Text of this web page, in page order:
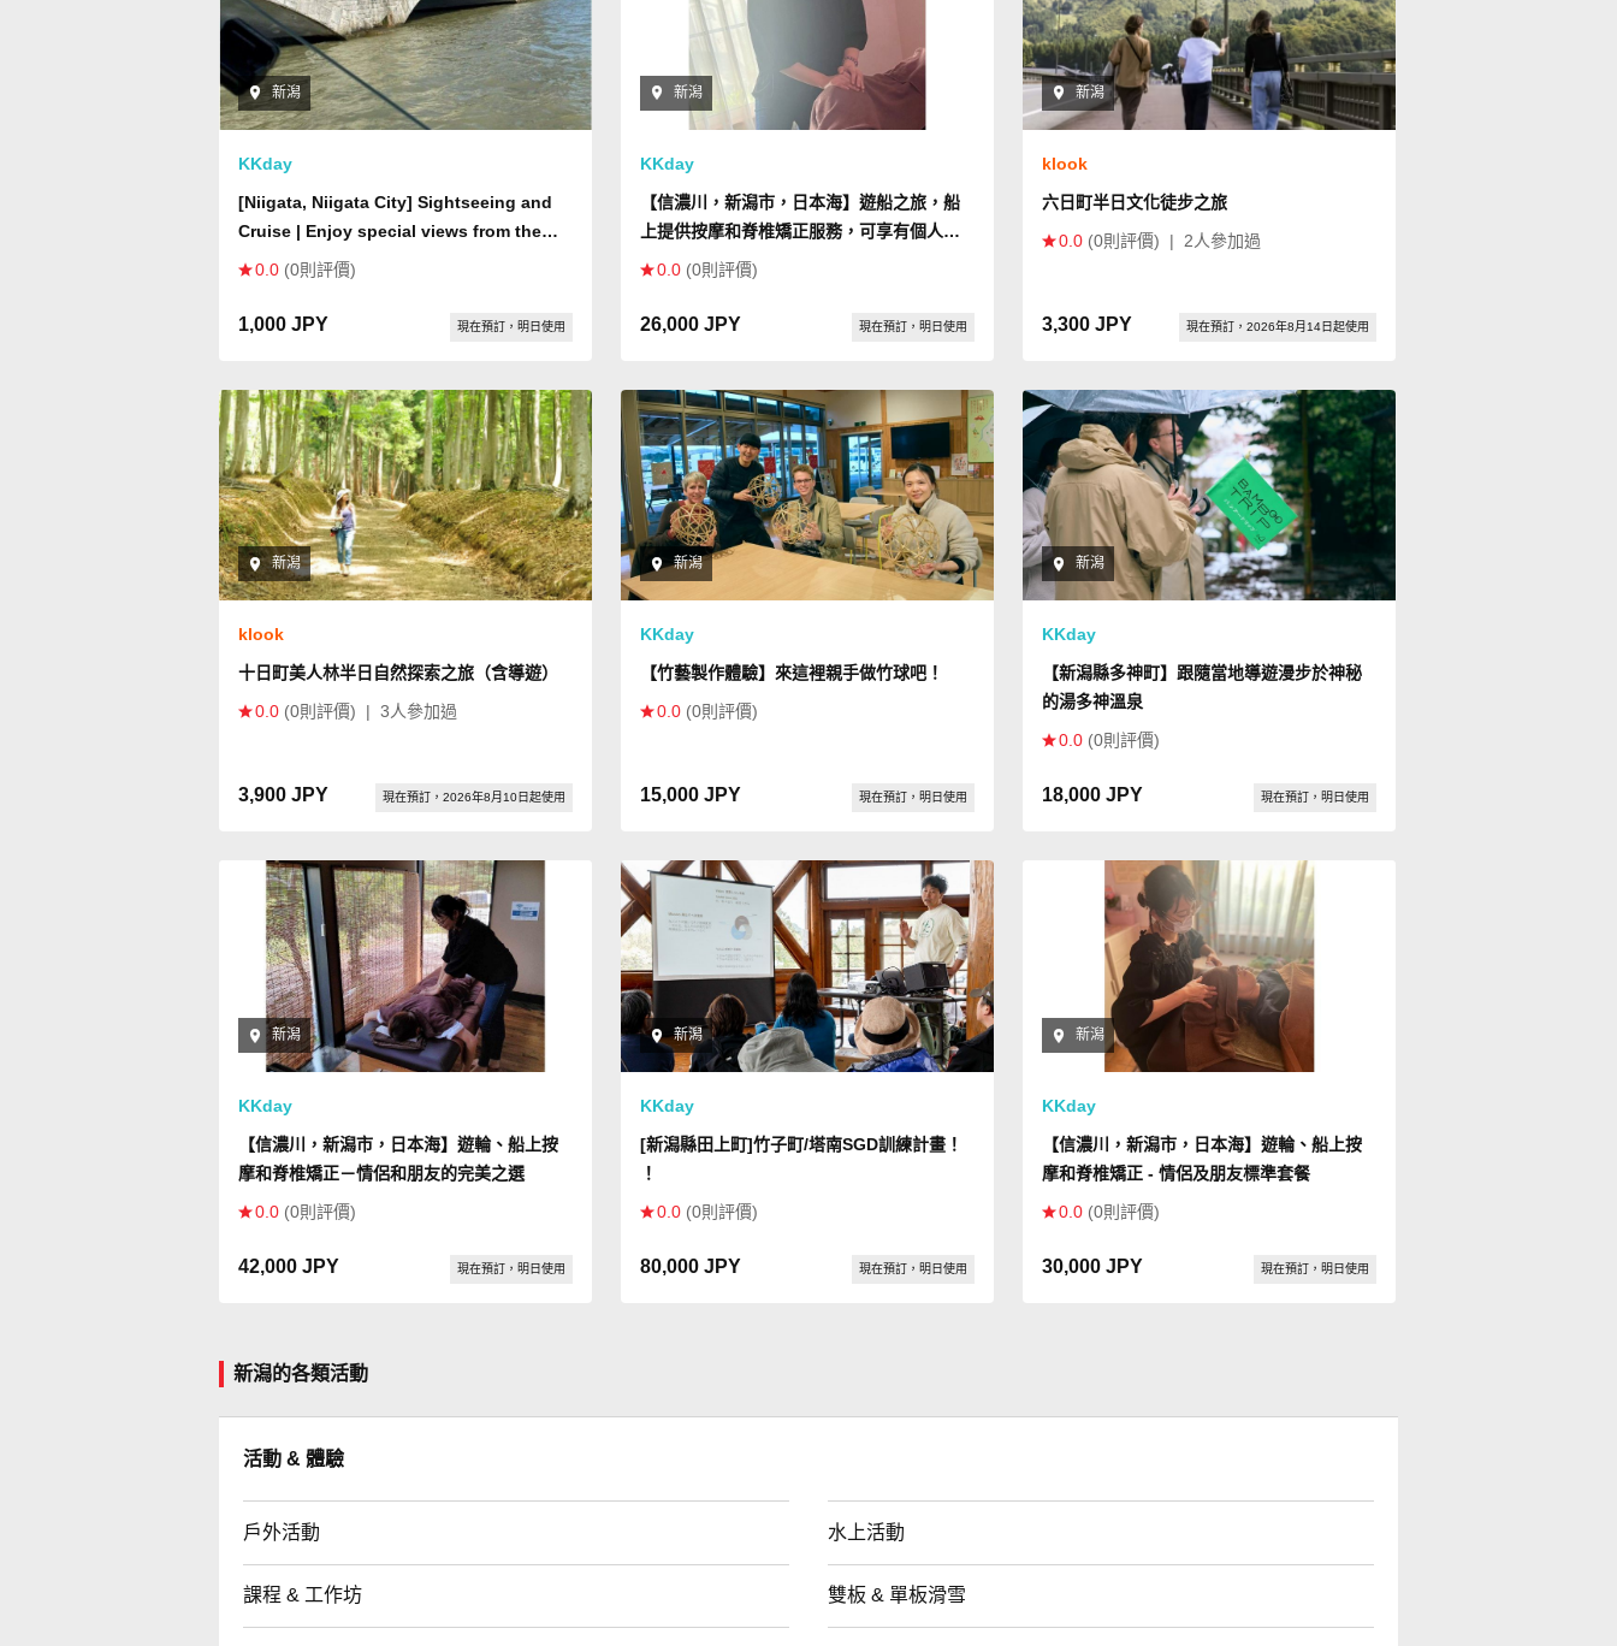
新潟
KKday
[Niigata, Niigata City] Sightseeing and
Cruise | Enjoy special views from the
water with your partner, family, or
from other countries and nationalities!
0.0 (0則評價)
1,000 JPY 現在預訂，明日使用
新潟
KKday
【信濃川，新潟市，日本海】遊船之旅，船
上提供按摩和脊椎矯正服務，可享有個人專
屬時間
0.0 (0則評價)
26,000 JPY 現在預訂，明日使用
新潟
klook
六日町半日文化徒步之旅
0.0 (0則評價) | 2人參加過
3,300 JPY 現在預訂，2026年8月14日起使用
新潟
klook
十日町美人林半日自然探索之旅（含導遊）
0.0 (0則評價) | 3人參加過
3,900 JPY 現在預訂，2026年8月10日起使用
新潟
KKday
【竹藝製作體驗】來這裡親手做竹球吧！
0.0 (0則評價)
15,000 JPY 現在預訂，明日使用
新潟
KKday
【新潟縣多神町】跟隨當地導遊漫步於神秘
的湯多神溫泉
0.0 (0則評價)
18,000 JPY 現在預訂，明日使用
新潟
KKday
【信濃川，新潟市，日本海】遊輪、船上按
摩和脊椎矯正－情侶和朋友的完美之選
0.0 (0則評價)
42,000 JPY 現在預訂，明日使用
新潟
KKday
[新潟縣田上町]竹子町/塔南SGD訓練計畫！
！
0.0 (0則評價)
80,000 JPY 現在預訂，明日使用
新潟
KKday
【信濃川，新潟市，日本海】遊輪、船上按
摩和脊椎矯正 - 情侶及朋友標準套餐
0.0 (0則評價)
30,000 JPY 現在預訂，明日使用
新潟的各類活動
活動 & 體驗
戶外活動 水上活動
課程 & 工作坊 雙板 & 單板滑雪